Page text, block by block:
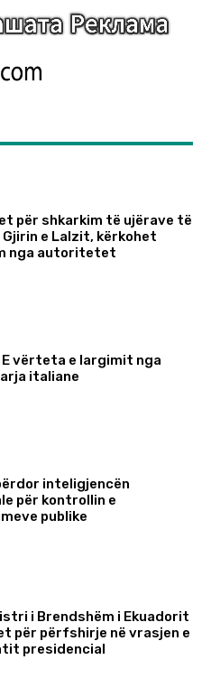
për shkarkim të ujërave të
Gjirin e Lalzit, kërkohet
nga autoritetet
E vërteta e largimit nga
italiane
inteligjencën
për kontrollin e
publike
i Brendshëm i Ekuadorit
për përfshirje në vrasjen e
presidencial